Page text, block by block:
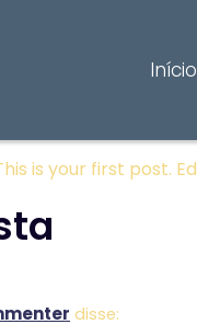
Início
is your first post.
disse: